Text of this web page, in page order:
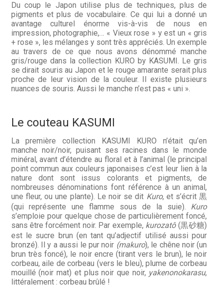
Du coup le Japon utilise plus de techniques, plus de
pigments et plus de vocabulaire. Ce qui lui a donné un
avantage culturel énorme vis-à-vis de nous en
impression, photographie,… « Vieux rose » y est un « gris
+ rose », les mélanges y sont très appréciés. Un exemple
au travers de ce que nous avons dénommé manche
gris/rouge dans la collection KURO by KASUMI. Le gris
se dirait souris au Japon et le rouge amarante serait plus
proche de leur vision de la couleur. Il existe plusieurs
nuances de souris. Aussi le manche n’est pas « uni ».
Le couteau KASUMI
La première collection KASUMI KURO n’était qu’en
manche noir/noir, puisant ses racines dans le monde
minéral, avant d’étendre au floral et à l’animal (le principal
point commun aux couleurs japonaises c’est leur lien à la
nature dont sont issus colorants et pigments, de
nombreuses dénominations font référence à un animal,
une fleur, ou une plante). Le noir se dit Kuro, et s’écrit 黒
(qui représente une flamme sous de la suie). Kuro
s’emploie pour quelque chose de particulièrement foncé,
sans être forcément noir. Par exemple, kurozatô(黒砂糖)
est le sucre brun (en tant qu’adjectif utilisé aussi pour
bronzé). Il y a aussi le pur noir (makuro), le chêne noir (un
brun très foncé), le noir encre (tirant vers le brun), le noir
corbeau, aile de corbeau (vers le bleu), plume de corbeau
mouillé (noir mat) et plus noir que noir, yakenonokarasu,
littéralement: corbeau brûlé !